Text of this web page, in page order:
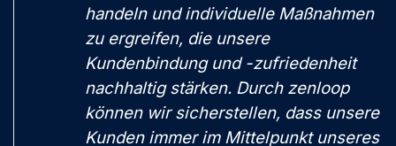
handeln und individuelle Maßnahmen
zu ergreifen, die unsere
Kundenbindung und -zufriedenheit
nachhaltig stärken. Durch zenloop
können wir sicherstellen, dass unsere
Kunden immer im Mittelpunkt unseres